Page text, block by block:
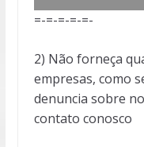
=-=-=-=-=-
2) Não forneça
empresas, como
denuncia sobre
contato conosco